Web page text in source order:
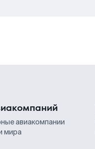
авиакомпании
мира